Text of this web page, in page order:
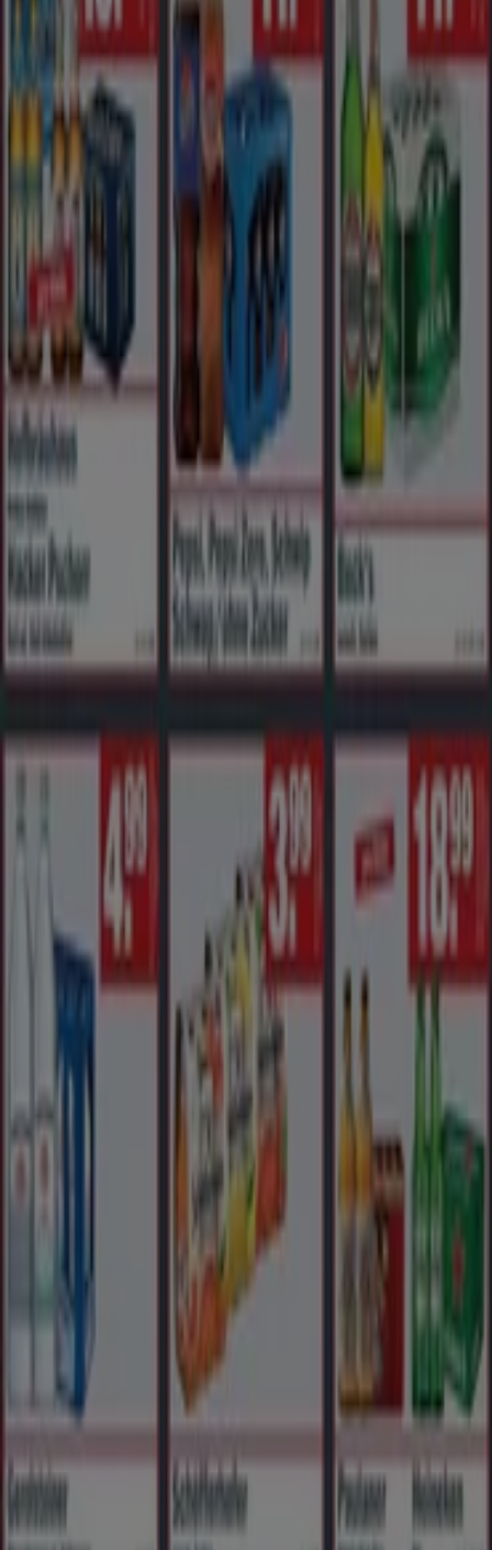
Benz Getränke
Angebote ` `
Läuft am 15.8. ab
Neu
Sobi Getränkemarkt
Summer Sale ---
Läuft am 15.8. ab
Andere Unternehmen der Kategorie
Supermärkte
Schneller Blick auf Globus Angebote
Kategorie: Supermärkte
Globus, alle Angebote auf einen
Klick
Willkommen bei Tiendeo, Ihrem idealen Ort, um die
Angebote und Aktionen
Supermärkte
in Deutschland zu finden. Im Monat
August 2026 können Sie bei Tiendeo die neuesten
Neuigkeiten und Rabatte von Globus
entdecken, einer
der bekanntesten Marken im Bereich
Supermärkte
Auf unserer Plattform finden Sie eine große Auswahl an
Produkten mit unglaublichen
Rabatten
, die Ihnen helfen,
beim Einkaufen zu sparen. Durchstöbern Sie die Kataloge
und verpassen Sie keine exklusiven
August verfügbar sind. Darüber hinaus
bieten wir Ihnen detaillierte Informationen zu
Rabattaktionen, Ausverkäufen und saisonalen Neuheiten
im Bereich
Supermärkte
und Aktionen von
Globus
optimal und bleiben Sie über alle Preis- und
August 2026
informiert. Bei Tiendeo
haben Sie stets Zugang zu den besten
Einkaufsmöglichkeiten in Deutschland. Warten Sie nicht
länger und entdecken Sie die Angebote, die wir für Sie
vorbereitet haben!
Finde Globus Kataloge in deiner
Stadt
Globus in Leipzig
Globus in Bochum
Globus in
Mannheim
Globus in Chemnitz
Globus in
Braunschweig
Globus in Wiesbaden
Globus in Erfurt
Globus in Halle (Saale)
Globus in Saarbrücken